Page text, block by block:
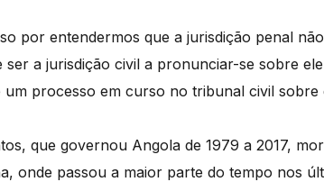
por entendermos que a jurisdição penal
ser a jurisdição civil a pronunciar-se sobre
um processo em curso no tribunal civil sobre
que governou Angola de 1979 a 2017,
onde passou a maior parte do tempo nos